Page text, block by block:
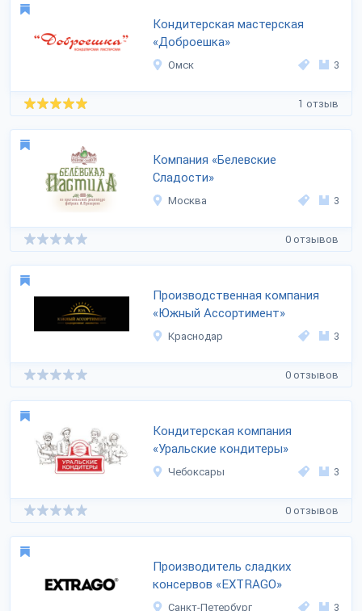
Кондитерская мастерская
«Доброешка»
Омск 3
1 отзыв
Компания «Белевские
Сладости»
Москва 3
0 отзывов
Производственная компания
«Южный Ассортимент»
Краснодар 3
0 отзывов
Кондитерская компания
«Уральские кондитеры»
Чебоксары 3
0 отзывов
Производитель сладких
консервов «EXTRAGO»
Санкт-Петербург 3